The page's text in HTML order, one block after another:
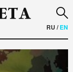
RU /EN